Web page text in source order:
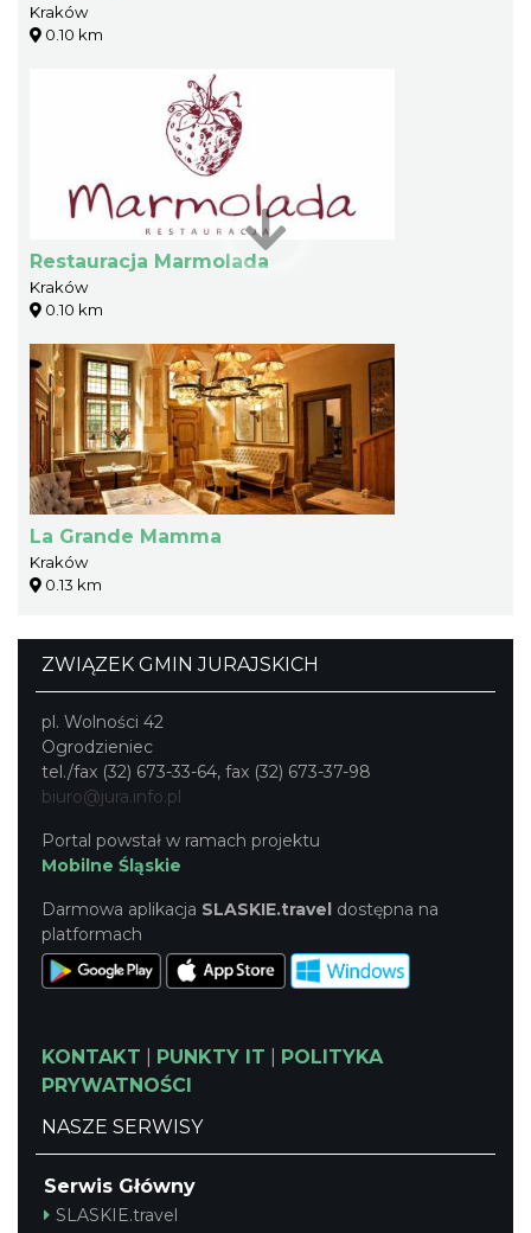
Kraków
0.10 km
Restauracja Marmolada
Kraków
0.10 km
La Grande Mamma
Kraków
0.13 km
ZWIĄZEK GMIN JURAJSKICH
pl. Wolności 42
Ogrodzieniec
tel./fax (32) 673-33-64, fax (32) 673-37-98
biuro@jura.info.pl
Portal powstał w ramach projektu
Mobilne Śląskie
Darmowa aplikacja SLASKIE.travel dostępna na
platformach
KONTAKT PUNKTY IT
POLITYKA
PRYWATNOŚCI
NASZE SERWISY
Serwis Główny
SLASKIE.travel